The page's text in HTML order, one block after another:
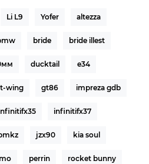
Li L9 Yofer altezza
bride bride illest
ducktail e34
wing gt86 impreza gdb
infinitifx37
jzx90 kia soul
perrin rocket bunny